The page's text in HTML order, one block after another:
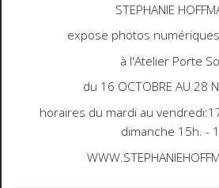
STEPHANIE
expose photos
à l'Atelier Porte
du 16 OCTOBRE AU 28
horaires du mardi au
dimanche 15h. -